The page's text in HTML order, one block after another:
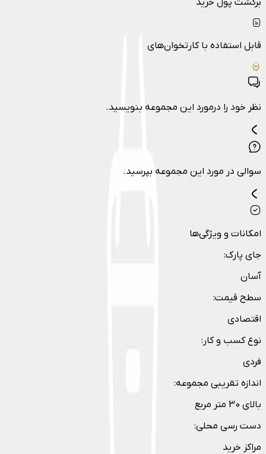
قابل استفاده با کارتخوان‌های
نظر خود را درمورد این مجموعه بنویسید.
سوالی در مورد این مجموعه بپرسید.
امکانات و ویژگی‌ها
جای پارک:
آسان
سطح قیمت:
اقتصادی
نوع کسب و کار :
فردی
اندازه تقریبی مجموعه:
بالای 30 متر مربع
دست رسی محلی:
مراکز خرید